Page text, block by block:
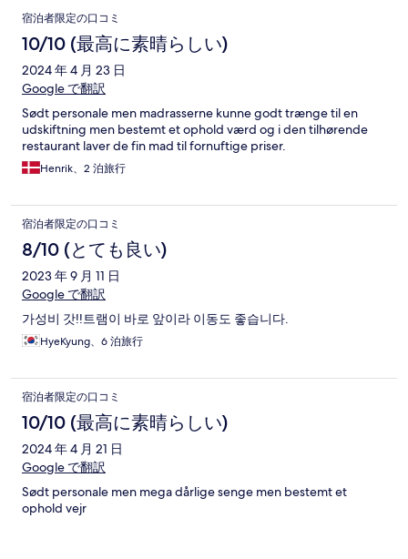
宿泊者限定の口コミ
10/10 (最高に素晴らしい)
2024 年 4 月 23 日
Google で翻訳
Sødt personale men madrasserne kunne godt trænge til en
udskiftning men bestemt et ophold værd og i den tilhørende
restaurant laver de fin mad til fornuftige priser.
Henrik、2 泊旅行
宿泊者限定の口コミ
8/10 (とても良い)
2023 年 9 月 11 日
Google で翻訳
가성비 갓!!트램이 바로 앞이라 이동도 좋습니다.
HyeKyung、6 泊旅行
宿泊者限定の口コミ
10/10 (最高に素晴らしい)
2024 年 4 月 21 日
Google で翻訳
Sødt personale men mega dårlige senge men bestemt et
ophold vejr